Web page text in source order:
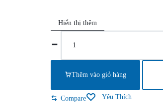
–
CHẤM
CÔNG.CUNG
CẤP
Hiển thị thêm
vostro
5410_V4I5214W1
quantity
Thêm vào giỏ hàng
Compare Yêu Thích